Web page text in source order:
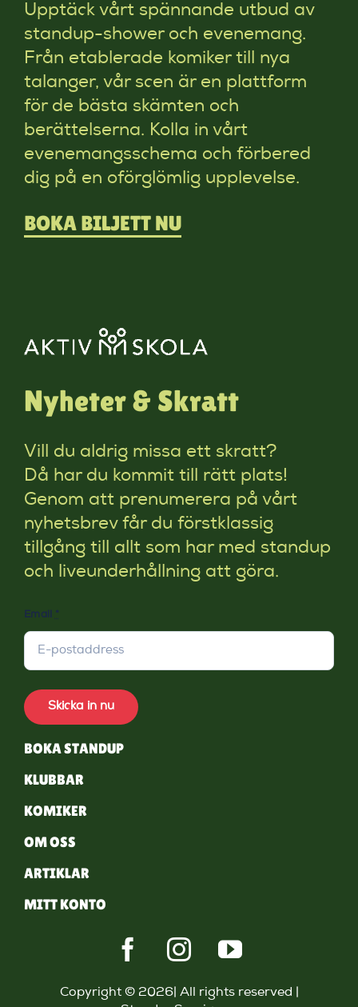
Upptäck vårt spännande utbud av
standup-shower och evenemang.
Från etablerade komiker till nya
talanger, vår scen är en plattform
för de bästa skämten och
berättelserna. Kolla in vårt
evenemangsschema och förbered
dig på en oförglömlig upplevelse.
BOKA BILJETT NU
Nyheter & Skratt
Vill du aldrig missa ett skratt?
Då har du kommit till rätt plats!
Genom att prenumerera på vårt
nyhetsbrev får du förstklassig
tillgång till allt som har med standup
och liveunderhållning att göra.
Email *
Skicka in nu
BOKA STANDUP
KLUBBAR
KOMIKER
OM OSS
ARTIKLAR
MITT KONTO
Copyright © 2026| All rights reserved |